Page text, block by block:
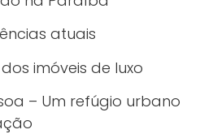
atuais
dos imóveis de luxo
– Um refúgio urbano